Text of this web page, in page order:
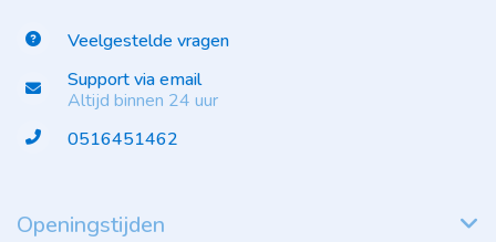
Veelgestelde vragen
Support via email
Altijd binnen 24 uur
0516451462
Openingstijden